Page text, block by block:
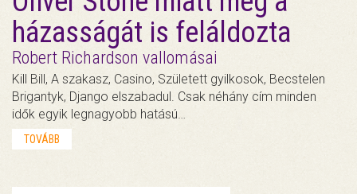
házasságát is feláldozta
Robert Richardson vallomásai
Kill Bill, A szakasz, Casino, Született gyilkosok, Becstelen
Brigantyk, Django elszabadul. Csak néhány cím minden
idők egyik legnagyobb hatású…
TOVÁBB